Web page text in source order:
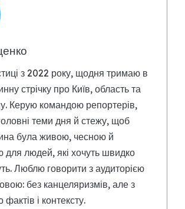
з 2022 року, щодня тримаю в
стрічку про Київ, область та
Керую командою репортерів,
теми дня й стежу, щоб
була живою, чесною й
для людей, які хочуть швидко
Люблю говорити з аудиторією
без канцеляризмів, але з
і контексту.